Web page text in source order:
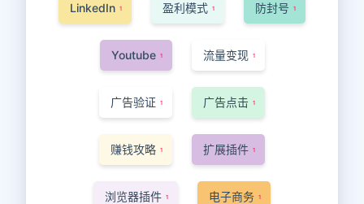
LinkedIn 1 盈利模式 1 防封号 1
Youtube 1 流量变现 1
广告验证 1 广告点击 1
赚钱攻略 1 扩展插件 1
浏览器插件 1 电子商务 1